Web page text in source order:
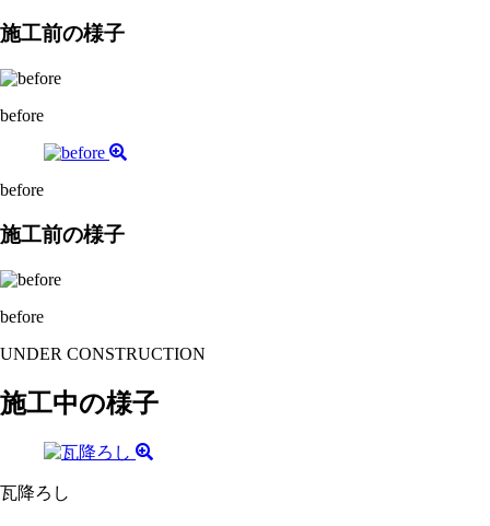
施工前の様子
before
before
施工前の様子
before
UNDER CONSTRUCTION
施工中の様子
瓦降ろし